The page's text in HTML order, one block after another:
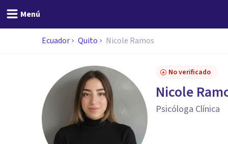
Menú
Ecuador Quito Nicole Ramos
No verificado
Nicole
Psicóloga Clínica